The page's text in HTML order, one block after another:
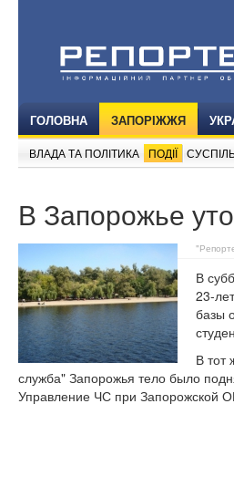
ГОЛОВНА ЗАПОРІЖЖЯ
ВЛАДА ТА ПОЛІТИКА ПОДІЇ
В Запорожье
В
23-
базы
В тот
служба" Запорожья тело было
Управление ЧС при Запорожской